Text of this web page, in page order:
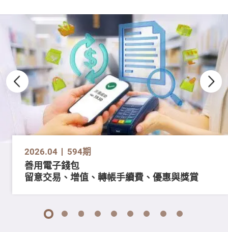
2026.04 594期
善用電子錢包
留意交易、增值、轉帳手續費、優惠與獎賞
1 2 3 4 5 6 7 8 9